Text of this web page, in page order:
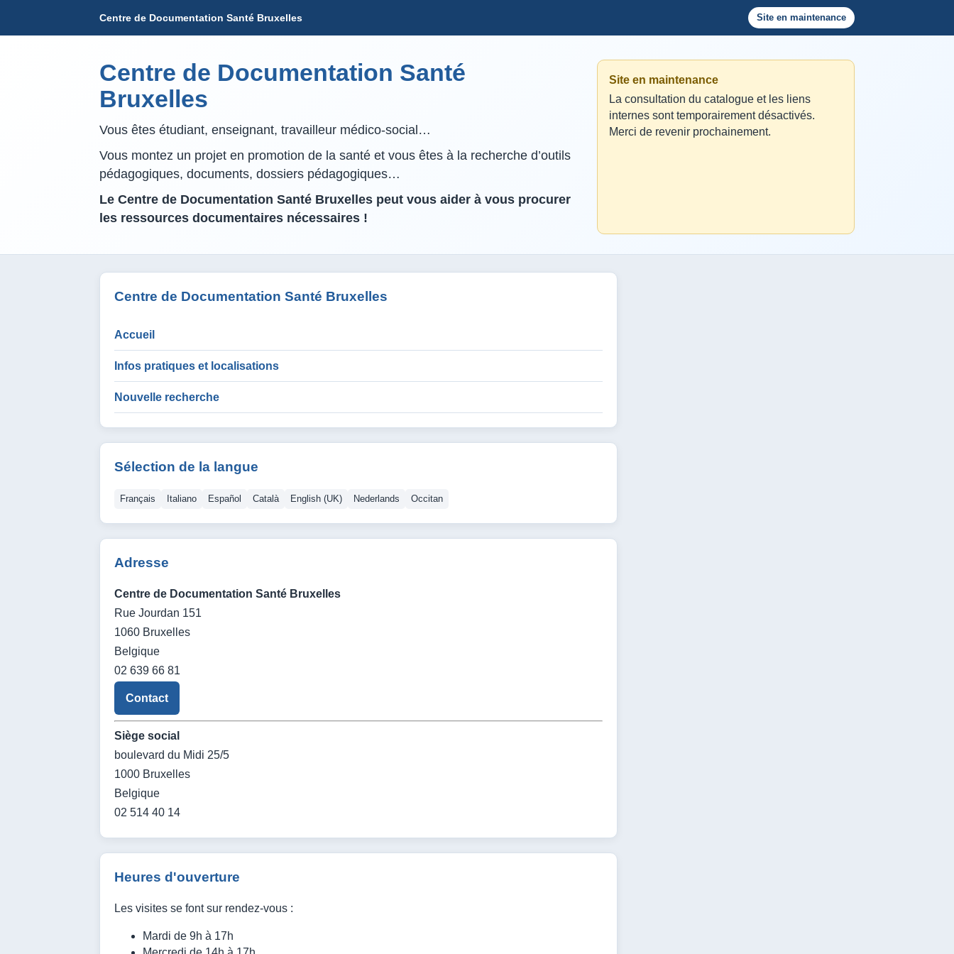
Centre de Documentation Santé Bruxelles Site en maintenance
Centre de Documentation Santé
Bruxelles
Vous êtes étudiant, enseignant, travailleur médico-social…
Vous montez un projet en promotion de la santé et vous êtes à la recherche d’outils
pédagogiques, documents, dossiers pédagogiques…
Le Centre de Documentation Santé Bruxelles peut vous aider à vous procurer
les ressources documentaires nécessaires !
Site en maintenance
La consultation du catalogue et les liens
internes sont temporairement désactivés.
Merci de revenir prochainement.
Centre de Documentation Santé Bruxelles
Accueil
Infos pratiques et localisations
Nouvelle recherche
Sélection de la langue
Français Italiano Español Català English (UK) Nederlands Occitan
Adresse
Centre de Documentation Santé Bruxelles
Rue Jourdan 151
1060 Bruxelles
Belgique
02 639 66 81
Contact
Siège social
boulevard du Midi 25/5
1000 Bruxelles
Belgique
02 514 40 14
Heures d'ouverture
Les visites se font sur rendez-vous :
Mardi de 9h à 17h